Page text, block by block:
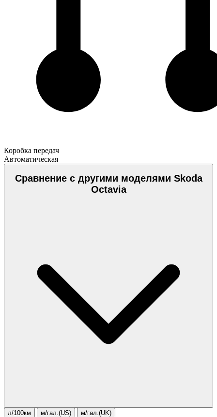
Коробка передач
Автоматическая
Сравнение с другими моделями Skoda
Octavia
л/100км м/гал.(US) м/гал.(UK)